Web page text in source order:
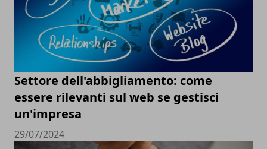
Settore dell'abbigliamento: come
essere rilevanti sul web se gestisci
un'impresa
29/07/2024